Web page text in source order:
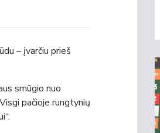
– įvarčiu prieš
smūgio nuo
pačioje rungtynių